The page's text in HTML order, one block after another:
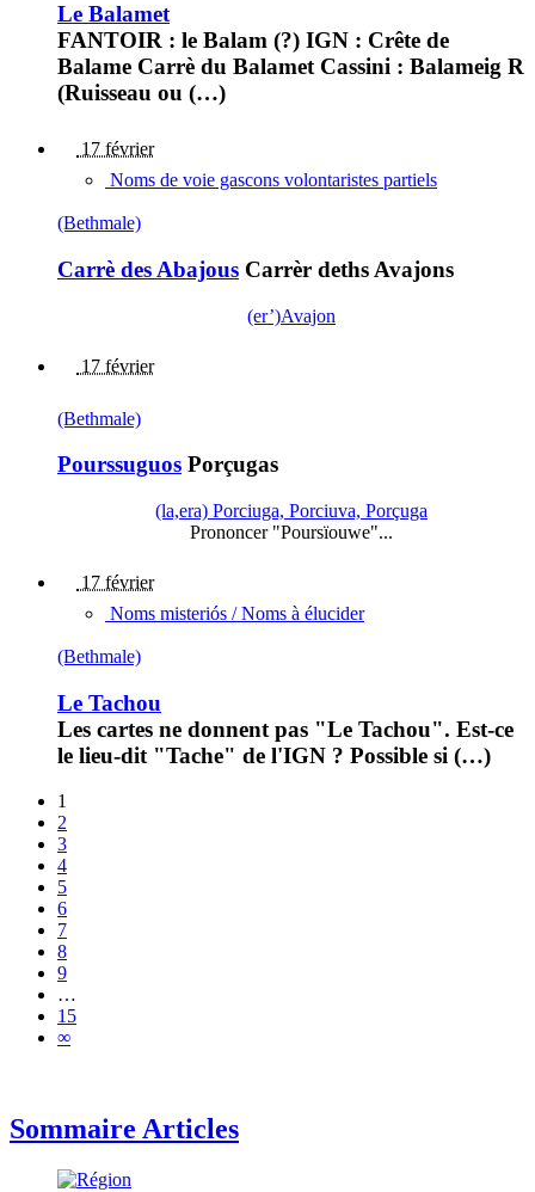
Le Balamet
FANTOIR : le Balam (?) IGN : Crête de
Balame Carrè du Balamet Cassini : Balameig R
(Ruisseau ou (…)
17 février
Noms de voie gascons volontaristes partiels
(Bethmale)
Carrè des Abajous Carrèr deths Avajons
(er’)Avajon
17 février
(Bethmale)
Pourssuguos Porçugas
(la,era) Porciuga, Porciuva, Porçuga
Prononcer "Poursïouwe"...
17 février
Noms misteriós / Noms à élucider
(Bethmale)
Le Tachou
Les cartes ne donnent pas "Le Tachou". Est-ce
le lieu-dit "Tache" de l'IGN ? Possible si (…)
1
2
3
4
5
6
7
8
9
…
15
∞
Sommaire Articles